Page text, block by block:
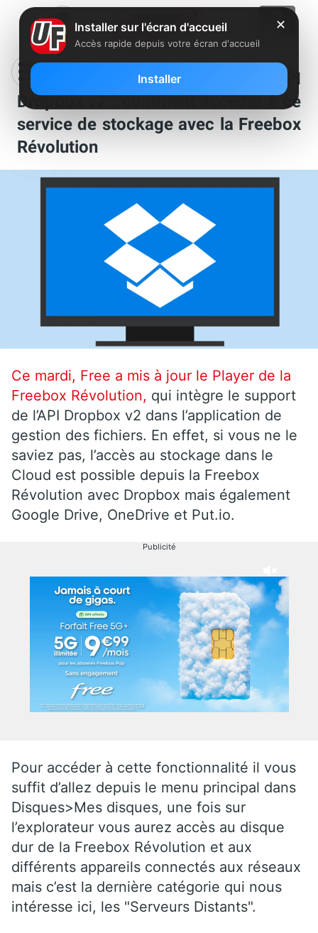
Free a mis à jour le support de l’API
Dropbox v2 : comment accéder à ce
service de stockage avec la Freebox
Révolution
Ce mardi, Free a mis à jour le Player de la
Freebox Révolution, qui intègre le support
de l’API Dropbox v2 dans l’application de
gestion des fichiers. En effet, si vous ne le
saviez pas, l’accès au stockage dans le
Cloud est possible depuis la Freebox
Révolution avec Dropbox mais également
Google Drive, OneDrive et Put.io.
Publicité
Pour accéder à cette fonctionnalité il vous
suffit d’allez depuis le menu principal dans
Disques>Mes disques, une fois sur
l’explorateur vous aurez accès au disque
dur de la Freebox Révolution et aux
différents appareils connectés aux réseaux
mais c’est la dernière catégorie qui nous
intéresse ici, les "Serveurs Distants".
✕
Installer sur l'écran d'accueil
Accès rapide depuis votre écran d'accueil
Installer